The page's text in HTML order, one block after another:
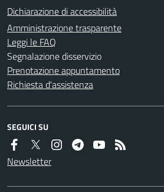
Dichiarazione di accessibilità
Amministrazione trasparente
Leggi le FAQ
Segnalazione disservizio
Prenotazione appuntamento
Richiesta d'assistenza
SEGUICI SU
Newsletter